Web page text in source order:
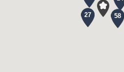
58
27